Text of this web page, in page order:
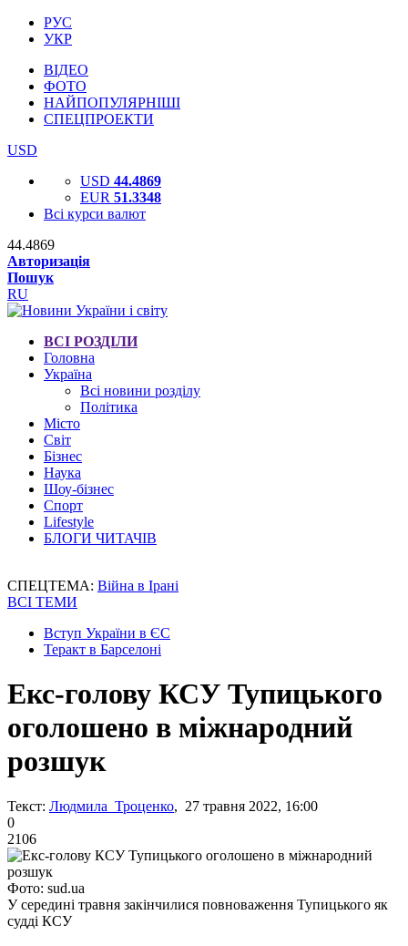
РУС
УКР
ВІДЕО
ФОТО
НАЙПОПУЛЯРНІШІ
СПЕЦПРОЕКТИ
USD
USD 44.4869
EUR 51.3348
Всі курси валют
44.4869
Авторизація
Пошук
RU
ВСІ РОЗДІЛИ
Головна
Україна
Всі новини розділу
Політика
Місто
Світ
Бізнес
Наука
Шоу-бізнес
Спорт
Lifestyle
БЛОГИ ЧИТАЧІВ
СПЕЦТЕМА: Війна в Ірані
ВСІ ТЕМИ
Вступ України в ЄС
Теракт в Барселоні
Екс-голову КСУ Тупицького
оголошено в міжнародний
розшук
Текст: Людмила Троценко, 27 травня 2022, 16:00
0
2106
Фото: sud.ua
У середині травня закінчилися повноваження Тупицького як
судді КСУ